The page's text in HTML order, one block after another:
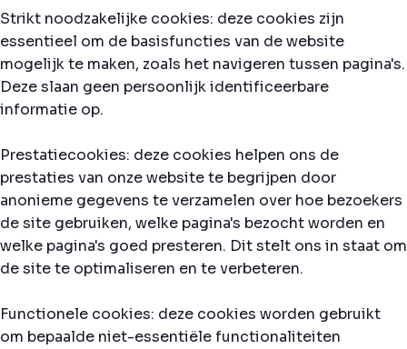
Strikt noodzakelijke cookies: deze cookies zijn
essentieel om de basisfuncties van de website
mogelijk te maken, zoals het navigeren tussen pagina's.
Deze slaan geen persoonlijk identificeerbare
informatie op.
Prestatiecookies: deze cookies helpen ons de
prestaties van onze website te begrijpen door
anonieme gegevens te verzamelen over hoe bezoekers
de site gebruiken, welke pagina's bezocht worden en
welke pagina's goed presteren. Dit stelt ons in staat om
de site te optimaliseren en te verbeteren.
Functionele cookies: deze cookies worden gebruikt
om bepaalde niet-essentiële functionaliteiten